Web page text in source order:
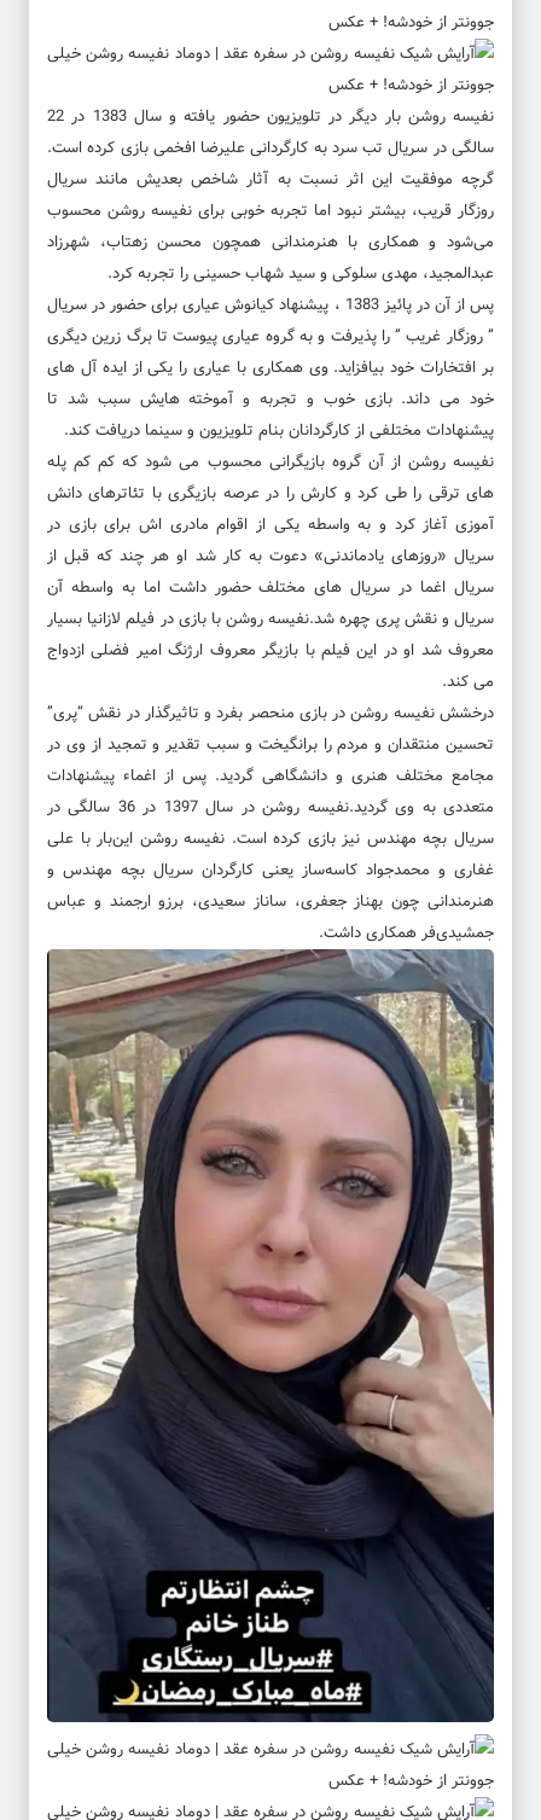
نفیسه روشن بار دیگر در تلویزیون حضور یافته و سال 1383 در 22
سالگی در سریال تب سرد به کارگردانی علیرضا افخمی بازی کرده است.
گرچه موفقیت این اثر نسبت به آثار شاخص بعدیش مانند سریال
روزگار قریب، بیشتر نبود اما تجربه خوبی برای نفیسه روشن محسوب
می‌شود و همکاری با هنرمندانی همچون محسن زهتاب، شهرزاد
عبدالمجید، مهدی سلوکی و سید شهاب حسینی را تجربه کرد.
پس از آن در پائیز 1383 ، پیشنهاد کیانوش عیاری برای حضور در سریال
” روزگار غریب ” را پذیرفت و به گروه عیاری پیوست تا برگ زرین دیگری
بر افتخارات خود بیافزاید. وی همکاری با عیاری را یکی از ایده آل های
خود می داند. بازی خوب و تجربه و آموخته هایش سبب شد تا
پیشنهادات مختلفی از کارگردانان بنام تلویزیون و سینما دریافت کند.
نفیسه روشن از آن گروه بازیگرانی محسوب می شود که کم کم پله
های ترقی را طی کرد و کارش را در عرصه بازیگری با تئاترهای دانش
آموزی آغاز کرد و به واسطه یکی از اقوام مادری اش برای بازی در
سریال «روزهای یادماندنی» دعوت به کار شد او هر چند که قبل از
سریال اغما در سریال های مختلف حضور داشت اما به واسطه آن
سریال و نقش پری چهره شد.نفیسه روشن با بازی در فیلم لازانیا بسیار
معروف شد او در این فیلم با بازیگر معروف ارژنگ امیر فضلی ازدواج
می کند.
درخشش نفیسه روشن در بازی منحصر بفرد و تاثیرگذار در نقش “پری”
تحسین منتقدان و مردم را برانگیخت و سبب تقدیر و تمجید از وی در
مجامع مختلف هنری و دانشگاهی گردید. پس از اغماء پیشنهادات
متعددی به وی گردید.نفیسه روشن در سال 1397 در 36 سالگی در
سریال بچه مهندس نیز بازی کرده است. نفیسه روشن این‌بار با علی
غفاری و محمدجواد کاسه‌ساز یعنی کارگردان سریال بچه مهندس و
هنرمندانی چون بهناز جعفری، ساناز سعیدی، برزو ارجمند و عباس
جمشیدی‌فر همکاری داشت.